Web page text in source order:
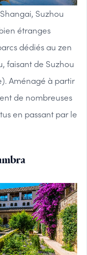
Suzhou
étranges
dédiés au zen
faisant de Suzhou
Aménagé à partir
de nombreuses
en passant par le